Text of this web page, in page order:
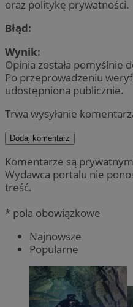
oraz politykę prywatności.
Błąd:
Wynik:
Opinia została pomyślnie
Po przeprowadzeniu
udostępniona publicznie.
Trwa wysyłanie
Dodaj komentarz
Komentarze są
Wydawca portalu nie
treść.
* pola obowiązkowe
Najnowsze
Popularne